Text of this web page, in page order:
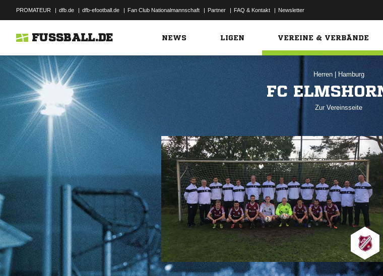
PROMATEUR | dfb.de | dfb-efootball.de | Fan Club Nationalmannschaft | Partner | FAQ & Kontakt | Newsletter
FUSSBALL.DE NEWS LIGEN VEREINE & VERBÄNDE
Herren Hamburg
FC
Zur Vereinsseite